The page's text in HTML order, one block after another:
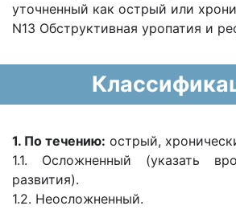
уточненный как острый или
N13 Обструктивная уропатия и
1. По течению: острый,
1.1. Осложненный (указать
развития).
1.2. Неосложненный.